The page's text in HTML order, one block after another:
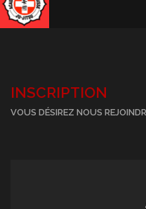
INSCRIPTION
VOUS DÉSIREZ NOUS